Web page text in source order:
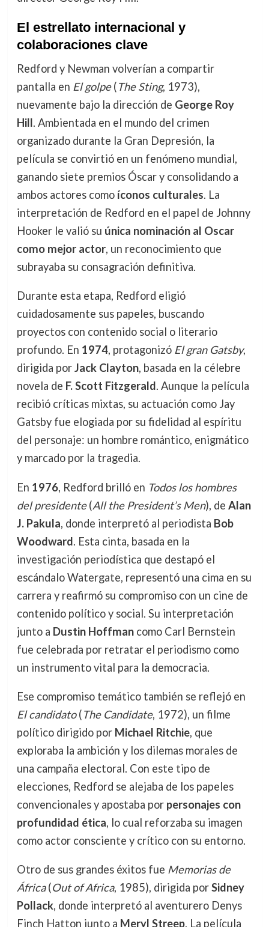
El estrellato internacional y
colaboraciones clave
Redford y Newman volverían a compartir
pantalla en El golpe(The Sting, 1973),
nuevamente bajo la dirección de George Roy
Hill. Ambientada en el mundo del crimen
organizado durante la Gran Depresión, la
película se convirtió en un fenómeno mundial,
ganando siete premios Óscar y consolidando a
ambos actores como íconos culturales. La
interpretación de Redford en el papel de Johnny
Hooker le valió su única nominación al Oscar
como mejor actor, un reconocimiento que
subrayaba su consagración definitiva.
Durante esta etapa, Redford eligió
cuidadosamente sus papeles, buscando
proyectos con contenido social o literario
profundo. En 1974, protagonizó El gran Gatsby,
dirigida porJack Clayton, basada en la célebre
novela de F. Scott Fitzgerald. Aunque la película
recibió críticas mixtas, su actuación como Jay
Gatsby fue elogiada por su fidelidad al espíritu
del personaje: un hombre romántico, enigmático
y marcado por la tragedia.
En 1976, Redford brilló en Todos los hombres
del presidente(All the President’s Men), de Alan
J. Pakula, donde interpretó al periodista Bob
Woodward. Esta cinta, basada en la
investigación periodística que destapó el
escándalo Watergate, representó una cima en su
carrera y reafirmó su compromiso con un cine de
contenido político y social. Su interpretación
junto a Dustin Hoffmancomo Carl Bernstein
fue celebrada por retratar el periodismo como
un instrumento vital para la democracia.
Ese compromiso temático también se reflejó en
El candidato(The Candidate, 1972), un filme
político dirigido por Michael Ritchie, que
exploraba la ambición y los dilemas morales de
una campaña electoral. Con este tipo de
elecciones, Redford se alejaba de los papeles
convencionales y apostaba por personajes con
profundidad ética, lo cual reforzaba su imagen
como actor consciente y crítico con su entorno.
Otro de sus grandes éxitos fue Memorias de
África(Out of Africa, 1985), dirigida porSidney
Pollack, donde interpretó al aventurero Denys
Finch Hatton junto a Meryl Streep. La película